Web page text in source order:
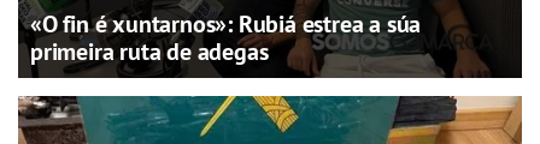
«O fin é xuntarnos»: Rubiá estrea a súa
primeira ruta de adegas